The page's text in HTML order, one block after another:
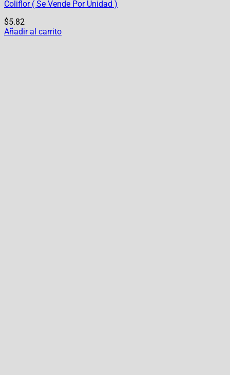
Coliflor ( Se Vende Por Unidad )
$5.82
Añadir al carrito